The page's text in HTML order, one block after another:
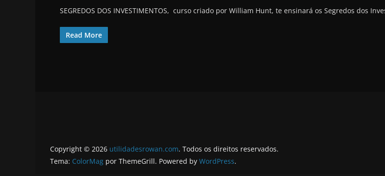
SEGREDOS DOS INVESTIMENTOS, curso criado por William Hunt, te ensinará os Segredos dos
Read More
Copyright © 2026 utilidadesrowan.com. Todos os direitos reservados.
Tema: ColorMag por ThemeGrill. Powered by WordPress.